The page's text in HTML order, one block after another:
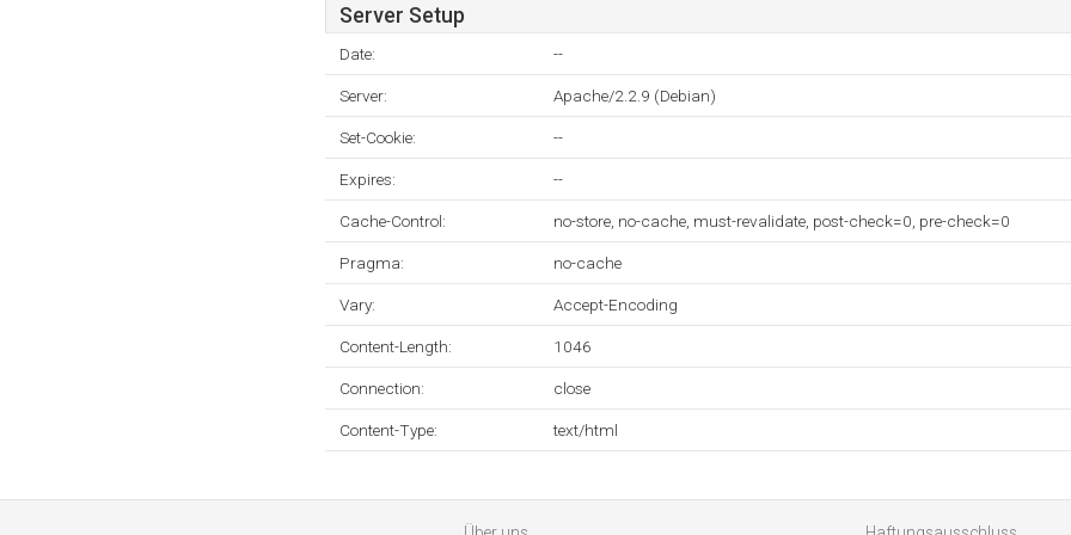
Server Setup
Date: --
Server: Apache/2.2.9 (Debian)
Set-Cookie: --
Expires: --
Cache-Control: no-store, no-cache, must-revalidate, post-check=0, pre-check=0
Pragma: no-cache
Vary: Accept-Encoding
Content-Length: 1046
Connection: close
Content-Type: text/html